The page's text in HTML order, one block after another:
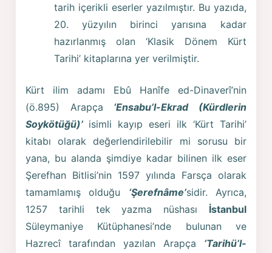
tarih içerikli eserler yazılmıştır. Bu yazıda,
20. yüzyılın birinci yarısına kadar
hazırlanmış olan ‘Klasik Dönem Kürt
Tarihi’ kitaplarına yer verilmiştir.
Kürt ilim adamı Ebû Hanîfe ed-Dinaverî’nin
(ö.895) Arapça ‘Ensabu’l-Ekrad (Kürdlerin
Soykötüğü)’ isimli kayıp eseri ilk ‘Kürt Tarihi’
kitabı olarak değerlendirilebilir mi sorusu bir
yana, bu alanda şimdiye kadar bilinen ilk eser
Şerefhan Bitlisi’nin 1597 yılında Farsça olarak
tamamlamış olduğu ‘Şerefnâme’sidir. Ayrıca,
1257 tarihli tek yazma nüshası İstanbul
Süleymaniye Kütüphanesi’nde bulunan ve
Hazrecî tarafından yazılan Arapça ‘Tarihü’l-